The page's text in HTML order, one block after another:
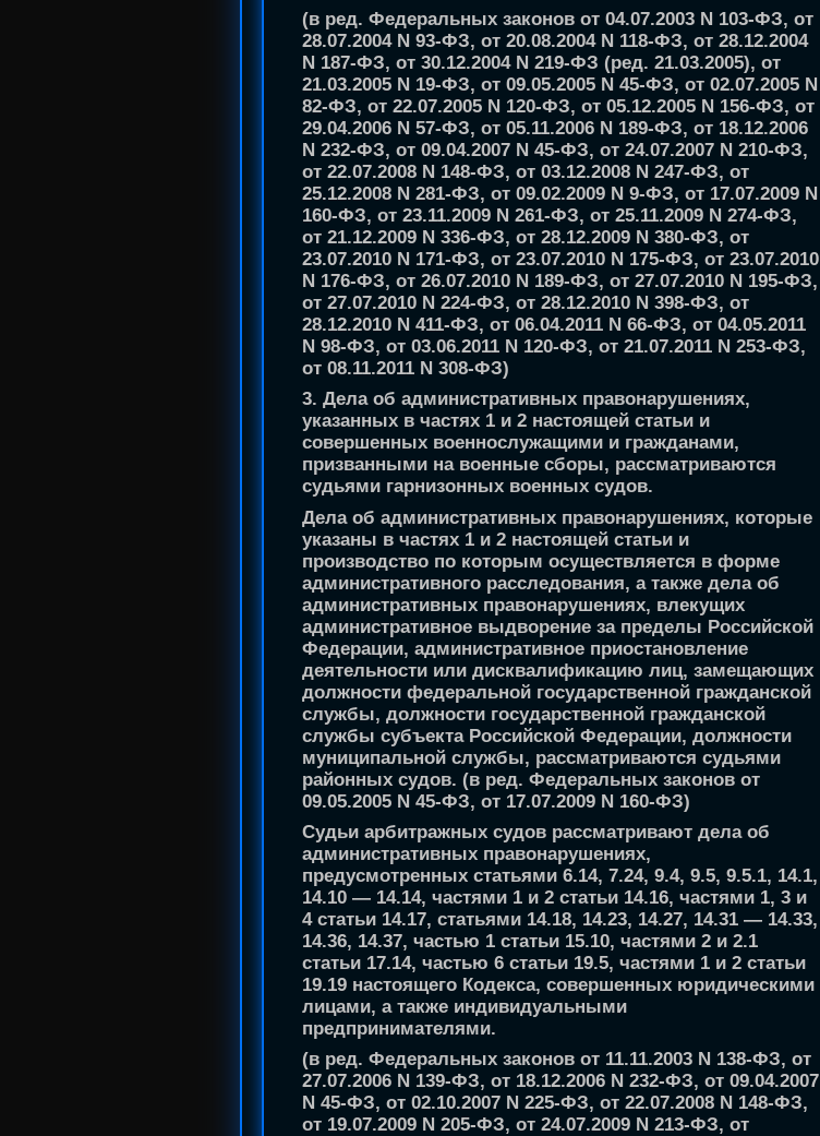
(в ред. Федеральных законов от 04.07.2003 N 103-ФЗ, от
28.07.2004 N 93-ФЗ, от 20.08.2004 N 118-ФЗ, от 28.12.2004
N 187-ФЗ, от 30.12.2004 N 219-ФЗ (ред. 21.03.2005), от
21.03.2005 N 19-ФЗ, от 09.05.2005 N 45-ФЗ, от 02.07.2005 N
82-ФЗ, от 22.07.2005 N 120-ФЗ, от 05.12.2005 N 156-ФЗ, от
29.04.2006 N 57-ФЗ, от 05.11.2006 N 189-ФЗ, от 18.12.2006
N 232-ФЗ, от 09.04.2007 N 45-ФЗ, от 24.07.2007 N 210-ФЗ,
от 22.07.2008 N 148-ФЗ, от 03.12.2008 N 247-ФЗ, от
25.12.2008 N 281-ФЗ, от 09.02.2009 N 9-ФЗ, от 17.07.2009 N
160-ФЗ, от 23.11.2009 N 261-ФЗ, от 25.11.2009 N 274-ФЗ,
от 21.12.2009 N 336-ФЗ, от 28.12.2009 N 380-ФЗ, от
23.07.2010 N 171-ФЗ, от 23.07.2010 N 175-ФЗ, от 23.07.2010
N 176-ФЗ, от 26.07.2010 N 189-ФЗ, от 27.07.2010 N 195-ФЗ,
от 27.07.2010 N 224-ФЗ, от 28.12.2010 N 398-ФЗ, от
28.12.2010 N 411-ФЗ, от 06.04.2011 N 66-ФЗ, от 04.05.2011
N 98-ФЗ, от 03.06.2011 N 120-ФЗ, от 21.07.2011 N 253-ФЗ,
от 08.11.2011 N 308-ФЗ)
3. Дела об административных правонарушениях,
указанных в частях 1 и 2 настоящей статьи и
совершенных военнослужащими и гражданами,
призванными на военные сборы, рассматриваются
судьями гарнизонных военных судов.
Дела об административных правонарушениях, которые
указаны в частях 1 и 2 настоящей статьи и
производство по которым осуществляется в форме
административного расследования, а также дела об
административных правонарушениях, влекущих
административное выдворение за пределы Российской
Федерации, административное приостановление
деятельности или дисквалификацию лиц, замещающих
должности федеральной государственной гражданской
службы, должности государственной гражданской
службы субъекта Российской Федерации, должности
муниципальной службы, рассматриваются судьями
районных судов. (в ред. Федеральных законов от
09.05.2005 N 45-ФЗ, от 17.07.2009 N 160-ФЗ)
Судьи арбитражных судов рассматривают дела об
административных правонарушениях,
предусмотренных статьями 6.14, 7.24, 9.4, 9.5, 9.5.1, 14.1,
14.10 — 14.14, частями 1 и 2 статьи 14.16, частями 1, 3 и
4 статьи 14.17, статьями 14.18, 14.23, 14.27, 14.31 — 14.33,
14.36, 14.37, частью 1 статьи 15.10, частями 2 и 2.1
статьи 17.14, частью 6 статьи 19.5, частями 1 и 2 статьи
19.19 настоящего Кодекса, совершенных юридическими
лицами, а также индивидуальными
предпринимателями.
(в ред. Федеральных законов от 11.11.2003 N 138-ФЗ, от
27.07.2006 N 139-ФЗ, от 18.12.2006 N 232-ФЗ, от 09.04.2007
N 45-ФЗ, от 02.10.2007 N 225-ФЗ, от 22.07.2008 N 148-ФЗ,
от 19.07.2009 N 205-ФЗ, от 24.07.2009 N 213-ФЗ, от